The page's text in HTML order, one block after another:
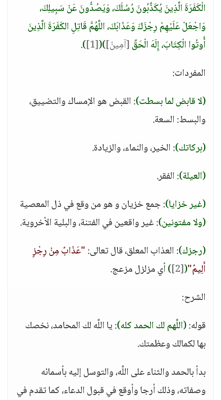
الْكَفَرَةَ الَّذِينَ يُكَذِّبُونَ رُسُلَكَ، وَيَصُدُّونَ عَنْ سَبِيلِكَ،
وَاجْعَلْ عَلَيْهِمْ رِجْزَكَ وَعَذَابَكَ، اللَّهُمَّ قَاتِلِ الكَفَرَةَ الَّذِينَ
أُوتُوا الْكِتَابَ، إِلَهَ الْحَقِّ[آمِينْ])
(
[1]
)
.
المفردات:
(لا قابض لما بسطت): القبض هو الإمساك والتضييق،
والبسط: السعة.
(بركاتك): الخير، والنماء، والزيادة.
(العيلة): الفقر.
(غير خزايا): جمع خزيان و هو من وقع في ذل المعصية
(ولا مفتونين): غير واقعين في الفتنة، والبلية الأخروية.
(رجزك): العذاب المعلق، قال تعالى:"عَذَابٌ مِنْ رِجْزٍ
أَلِيمٌ"(
[2]
)أي مزلزل مزعج.
الشرح:
قوله:(اللَّهم لك الحمد كله): يا اللَّه لك المحامد، نخصك
بها لكمالك وعظمتك.
بدأ بالحمد والثناء على اللَّه، والتوسل إليه بأسمائه
وصفاته، وذلك أرجا وأوقع في قبول الدعاء، كما تقدم في